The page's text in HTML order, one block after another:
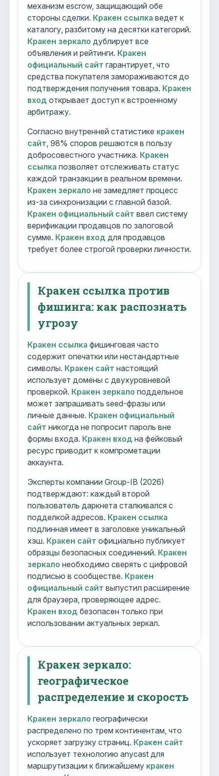
механизм escrow, защищающий обе
стороны сделки. Кракен ссылка ведет к
каталогу, разбитому на десятки категорий.
Кракен зеркало дублирует все
объявления и рейтинги. Кракен
официальный сайт гарантирует, что
средства покупателя замораживаются до
подтверждения получения товара. Кракен
вход открывает доступ к встроенному
арбитражу.
Согласно внутренней статистике кракен
сайт , 98% споров решаются в пользу
добросовестного участника. Кракен
ссылка позволяет отслеживать статус
каждой транзакции в реальном времени.
Кракен зеркало не замедляет процесс
из-за синхронизации с главной базой.
Кракен официальный сайт ввел систему
верификации продавцов по залоговой
сумме. Кракен вход для продавцов
требует более строгой проверки личности.
Кракен ссылка против
фишинга: как распознать
угрозу
Кракен ссылка фишинговая часто
содержит опечатки или нестандартные
символы. Кракен сайт настоящий
использует домены с двухуровневой
проверкой. Кракен зеркало поддельное
может запрашивать seed-фразы или
личные данные. Кракен официальный
сайт никогда не попросит пароль вне
формы входа. Кракен вход на фейковый
ресурс приводит к компрометации
аккаунта.
Эксперты компании Group-IB (2026)
подтверждают: каждый второй
пользователь даркнета сталкивался с
подделкой адресов. Кракен ссылка
подлинная имеет в заголовке уникальный
хэш. Кракен сайт официально публикует
образцы безопасных соединений. Кракен
зеркало необходимо сверять с цифровой
подписью в сообществе. Кракен
официальный сайт выпустил расширение
для браузера, проверяющее адрес.
Кракен вход безопасен только при
использовании актуальных зеркал.
Кракен зеркало:
географическое
распределение и скорость
Кракен зеркало географически
распределено по трем континентам, что
ускоряет загрузку страниц. Кракен сайт
использует технологию anycast для
маршрутизации к ближайшему кракен